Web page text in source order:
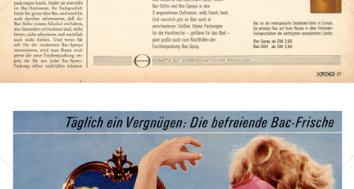
Bild-ID: 1027